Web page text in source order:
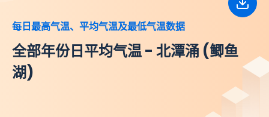
每日最高气温、平均气温及最低气温数据
全部年份日平均气温 - 北潭涌 (鲫鱼
湖)
下载